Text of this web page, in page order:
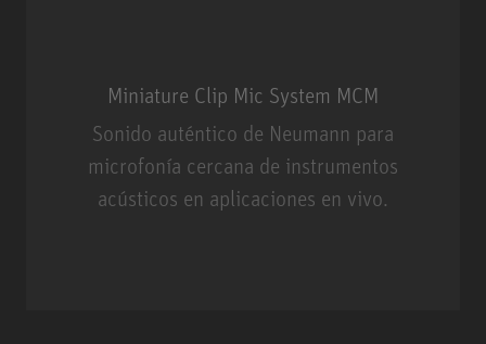
Miniature Clip Mic System MCM
Sonido auténtico de Neumann para
microfonía cercana de instrumentos
acústicos en aplicaciones en vivo.